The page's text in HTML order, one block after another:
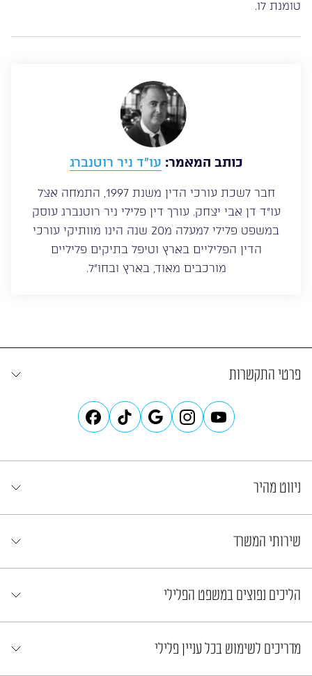
טומנת לו.
כותב המאמר: עו”ד ניר רוטנברג
חבר לשכת עורכי הדין משנת 1997, התמחה אצל
עו”ד דן אבי יצחק. עורך דין פלילי ניר רוטנברג עוסק
במשפט פלילי למעלה מ20 שנה הינו מוותיקי עורכי
הדין הפליליים בארץ וטיפל בתיקים פליליים
מורכבים מאוד, בארץ ובחו”ל.
פרטי התקשרות
ניווט מהיר
שירותי המשרד
הליכים נפוצים במשפט הפלילי
מדריכים לשימוש בכל עניין פלילי